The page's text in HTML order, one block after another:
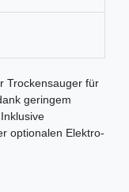
Trockensauger für
geringem
optionalen Elektro-